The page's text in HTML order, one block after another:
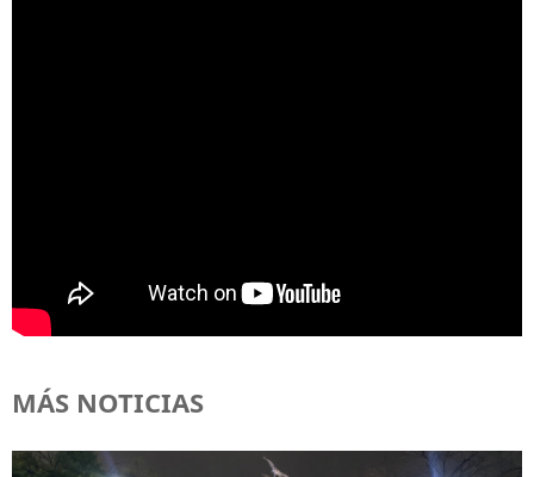
MÁS NOTICIAS